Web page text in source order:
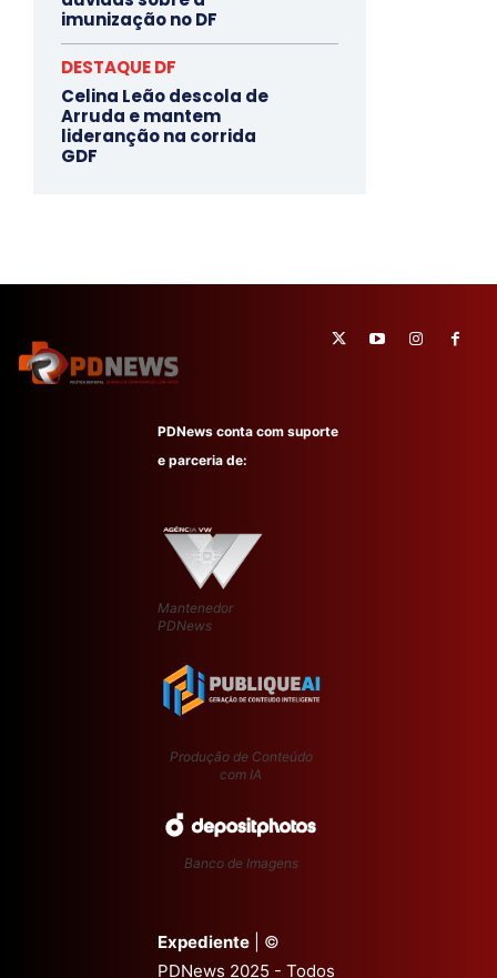
imunização no DF
DESTAQUE DF
Celina Leão descola de
Arruda e mantem
lideranção na corrida
GDF
PDNews conta com suporte
e parceria de:
Mantenedor
PDNews
Produção de Conteúdo
com IA
Banco de Imagens
Expediente | ©
PDNews 2025 - Todos